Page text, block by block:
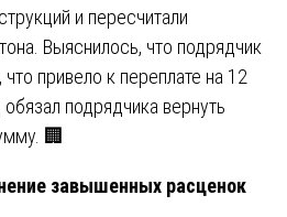
и пересчитали
Выяснилось, что подрядчик
привело к переплате на 12
подрядчика вернуть
🏢
завышенных расценок